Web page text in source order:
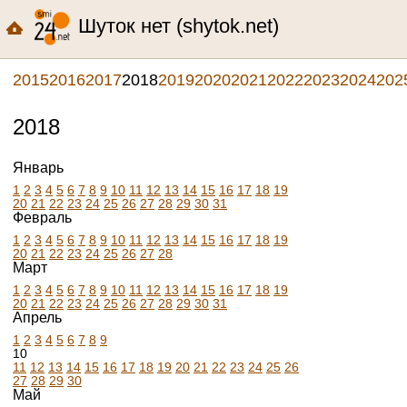
Шуток нет (shytok.net)
2015201620172018201920202021202220232024
2018
Январь
1 2 3 4 5 6 7 8 9 10 11 12 13 14 15 16 17 18 19
20 21 22 23 24 25 26 27 28 29 30 31
Февраль
1 2 3 4 5 6 7 8 9 10 11 12 13 14 15 16 17 18 19
20 21 22 23 24 25 26 27 28
Март
1 2 3 4 5 6 7 8 9 10 11 12 13 14 15 16 17 18 19
20 21 22 23 24 25 26 27 28 29 30 31
Апрель
1 2 3 4 5 6 7 8 9
10
11 12 13 14 15 16 17 18 19 20 21 22 23 24 25 26
27 28 29 30
Май